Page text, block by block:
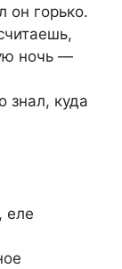
он горько.
ночь —
знал, куда
еле